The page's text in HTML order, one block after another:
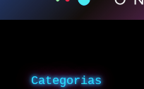
Categorias